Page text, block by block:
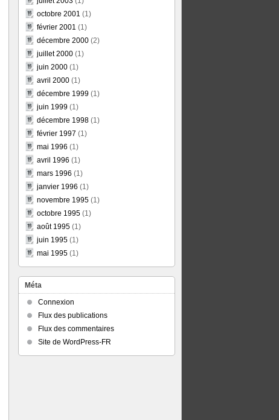
octobre 2001 (1)
février 2001 (1)
décembre 2000 (2)
juillet 2000 (1)
juin 2000 (1)
avril 2000 (1)
décembre 1999 (1)
juin 1999 (1)
décembre 1998 (1)
février 1997 (1)
mai 1996 (1)
avril 1996 (1)
mars 1996 (1)
janvier 1996 (1)
novembre 1995 (1)
octobre 1995 (1)
août 1995 (1)
juin 1995 (1)
mai 1995 (1)
Méta
Connexion
Flux des publications
Flux des commentaires
Site de WordPress-FR